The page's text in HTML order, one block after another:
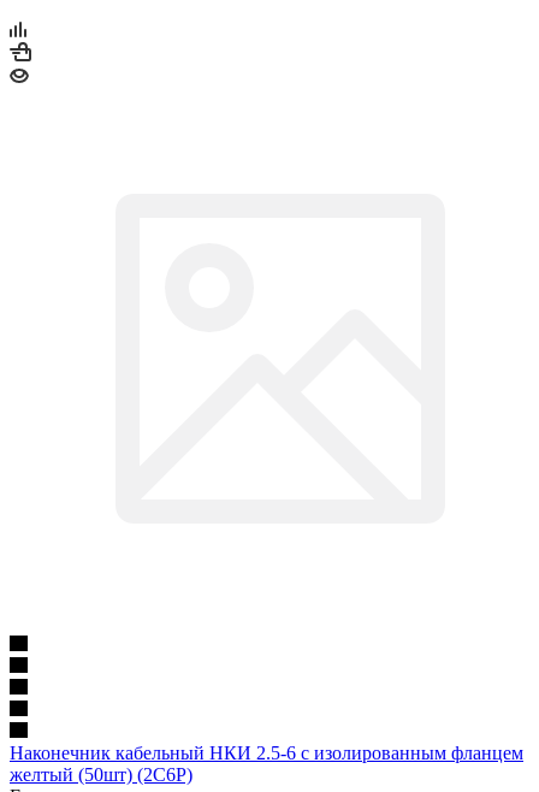
Наконечник кабельный НКИ 2.5-6 с изолированным фланцем
желтый (50шт) (2C6P)